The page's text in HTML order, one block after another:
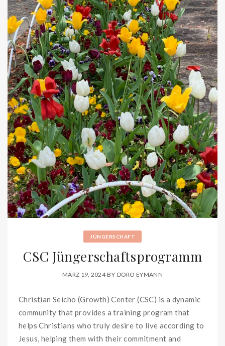
JÜNGERSCHAFT
CSC Jüngerschaftsprogramm
MÄRZ 19, 2024 BY DORO EYMANN
Christian Seicho (Growth) Center (CSC) is a dynamic
community that provides a training program that
helps Christians who truly desire to live according to
Jesus, helping them with their commitment and